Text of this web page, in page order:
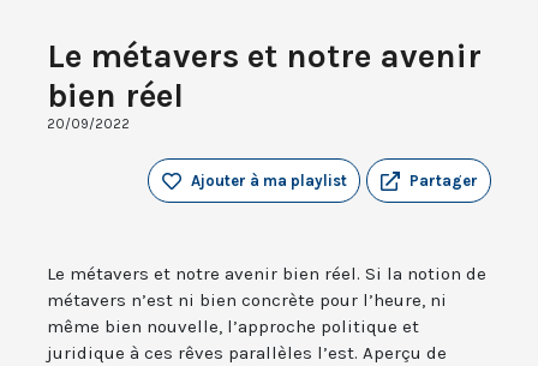
Le métavers et notre avenir
bien réel
20/09/2022
Partager
Ajouter à ma playlist
Le métavers et notre avenir bien réel. Si la notion de
métavers n’est ni bien concrète pour l’heure, ni
même bien nouvelle, l’approche politique et
juridique à ces rêves parallèles l’est. Aperçu de